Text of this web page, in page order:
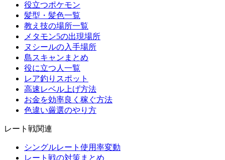
役立つポケモン
髪型・髪色一覧
教え技の場所一覧
メタモン5の出現場所
ヌシールの入手場所
島スキャンまとめ
役に立つ人一覧
レア釣りスポット
高速レベル上げ方法
お金を効率良く稼ぐ方法
色違い厳選のやり方
レート戦関連
シングルレート使用率変動
レート戦の対策まとめ